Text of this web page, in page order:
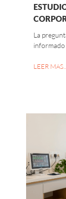
La
informado
LEER MAS…